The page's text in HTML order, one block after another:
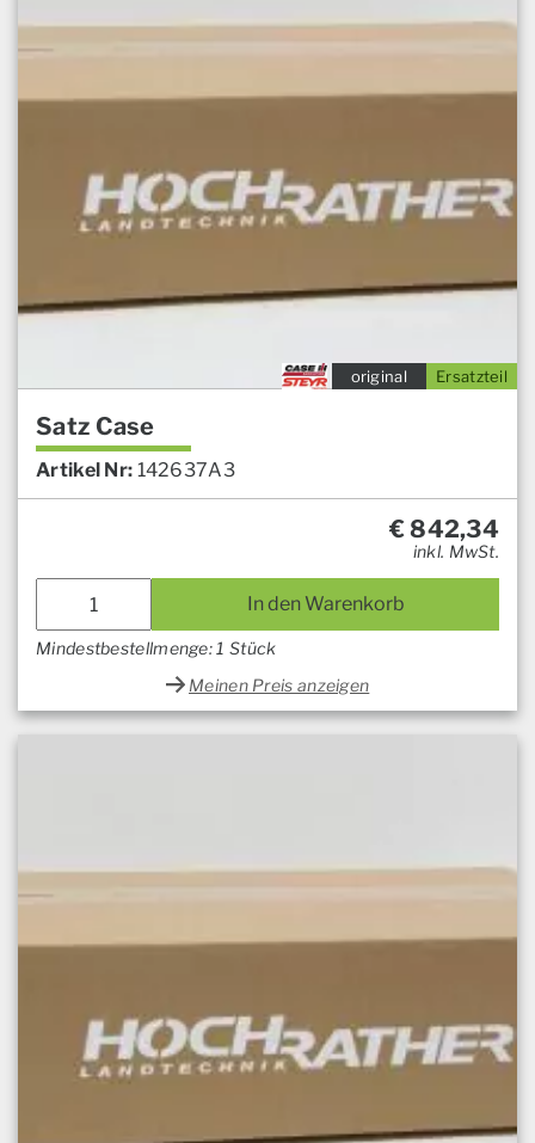
Ersatzteil
original
Satz Case
Artikel Nr: 142637A3
€842,34
inkl. MwSt.
In den Warenkorb
Mindestbestellmenge: 1 Stück
Meinen Preis anzeigen